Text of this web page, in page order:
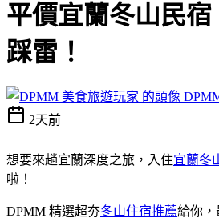
平價宜蘭冬山民
踩雷！
2天前
想要來趟宜蘭深度之旅，入住宜蘭冬
啦！
DPMM 精選超夯冬山住宿推薦給你，